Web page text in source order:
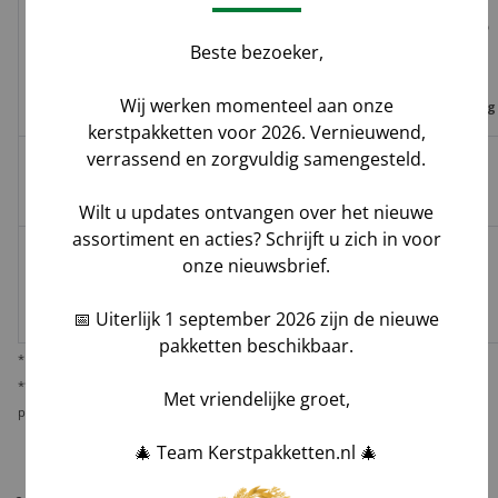
Risico op
vermissing
Groenbezorgen
dienstverlener
* Behoudens overmacht calamiteiten.
** De verantwoordelijkheid op dit risico als gevolg van uw keuze voor reguliere
pakketbezorging rust bij u als opdrachtgever.
Beste bezoeker,
Wij werken momenteel aan onze
kerstpakketten voor 2026. Vernieuwend,
verrassend en zorgvuldig samengesteld.
Wilt u updates ontvangen over het nieuwe
assortiment en acties? Schrijft u zich in voor
onze nieuwsbrief.
📅 Uiterlijk 1 september 2026 zijn de nieuwe
pakketten beschikbaar.
Met vriendelijke groet,
🎄 Team Kerstpakketten.nl 🎄